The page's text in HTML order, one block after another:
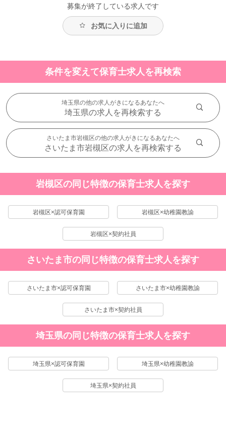
募集が終了している求人です
お気に入りに追加
条件を変えて保育士求人を再検索
埼玉県の他の求人がきになるあなたへ
埼玉県の求人を再検索する
さいたま市岩槻区の他の求人がきになるあなたへ
さいたま市岩槻区の求人を再検索する
岩槻区の同じ特徴の保育士求人を探す
岩槻区×認可保育園 岩槻区×幼稚園教諭
岩槻区×契約社員
さいたま市の同じ特徴の保育士求人を探す
さいたま市×認可保育園 さいたま市×幼稚園教諭
さいたま市×契約社員
埼玉県の同じ特徴の保育士求人を探す
埼玉県×認可保育園 埼玉県×幼稚園教諭
埼玉県×契約社員